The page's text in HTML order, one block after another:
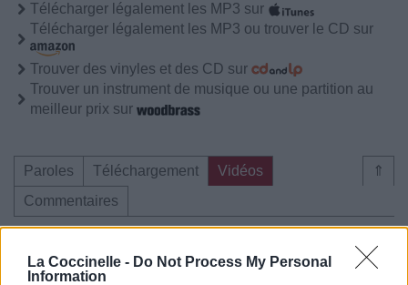
La Coccinelle - Do Not Process My Personal
Information
Télécharger légalement les MP3 sur
Télécharger légalement les MP3 ou trouver le CD sur
Trouver des vinyles et des CD sur
Trouver un instrument de musique ou une partition au
meilleur prix sur
⇑
Paroles Téléchargement
Vidéos
Commentaires
Voir la vidéo de «Clown Chagrin»